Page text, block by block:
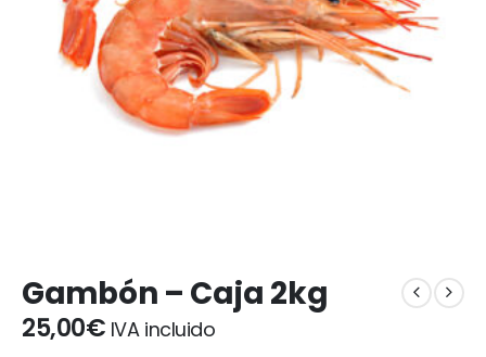
Gambón – Caja 2kg
25,00€ IVA incluido